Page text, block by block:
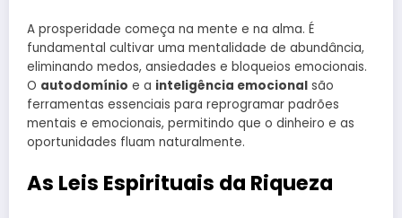
A prosperidade começa na mente e na alma. É
fundamental cultivar uma mentalidade de abundância,
eliminando medos, ansiedades e bloqueios emocionais.
O autodomínio e a inteligência emocional são
ferramentas essenciais para reprogramar padrões
mentais e emocionais, permitindo que o dinheiro e as
oportunidades fluam naturalmente.
As Leis Espirituais da Riqueza